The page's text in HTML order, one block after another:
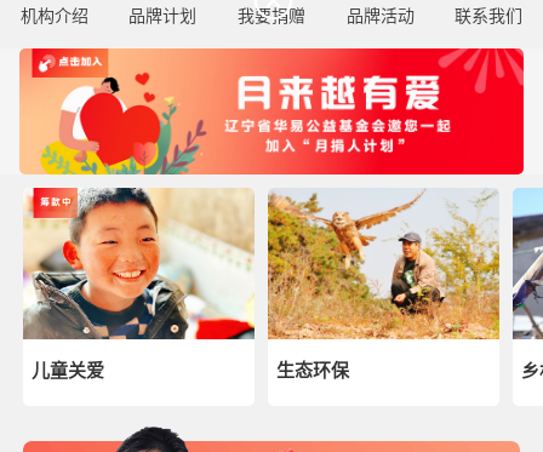
机构介绍 品牌计划 我要捐赠 品牌活动 联系我们
儿童关爱 生态环保